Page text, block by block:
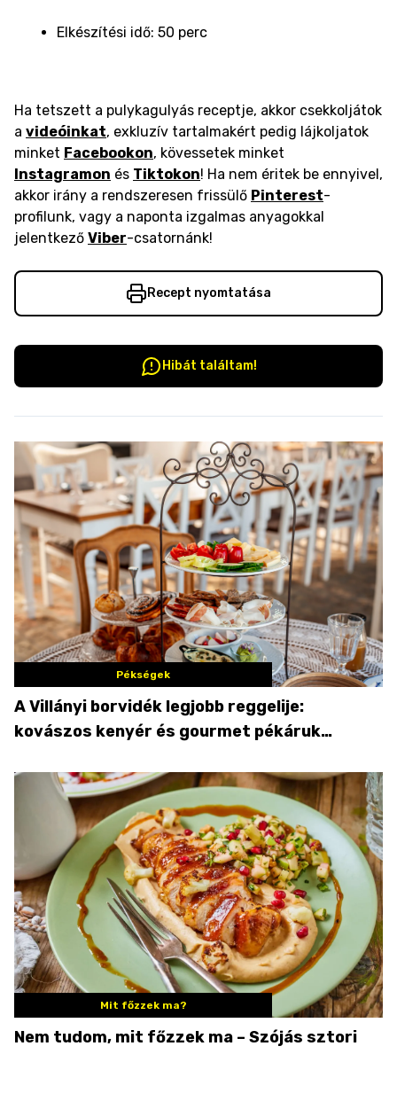
Elkészítési idő: 50 perc
Ha tetszett a pulykagulyás receptje, akkor csekkoljátok
a videóinkat, exkluzív tartalmakért pedig lájkoljatok
minket Facebookon, kövessetek minket
Instagramon és Tiktokon! Ha nem éritek be ennyivel,
akkor irány a rendszeresen frissülő Pinterest-
profilunk, vagy a naponta izgalmas anyagokkal
jelentkező Viber-csatornánk!
Recept nyomtatása
Hibát találtam!
Pékségek
A Villányi borvidék legjobb reggelije:
kovászos kenyér és gourmet pékáruk
Mit főzzek ma?
Nem tudom, mit főzzek ma – Szójás sztori